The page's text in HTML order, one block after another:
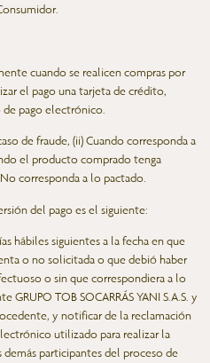
cuando se realicen compras por
el pago una tarjeta de crédito,
pago electrónico.
de fraude, (ii) Cuando corresponda a
el producto comprado tenga
corresponda a lo pactado.
del pago es el siguiente:
hábiles siguientes a la fecha en que
o no solicitada o que debió haber
o sin que correspondiera a lo
TOB SOCARRÁS YANI S.A.S. y
y notificar de la reclamación
utilizado para realizar la
participantes del proceso de